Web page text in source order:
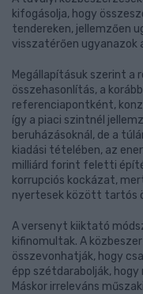
kifogásolja, hogy
tendereken, jellemzően
visszatérően ugyanazok
Megállapításuk szerint a
összehasonlítás, a
referenciapontként,
így a piaci szintnél
beruházásoknál, de a
kiadási tételében, az
milliárd forint feletti
korrupciós kockázat,
nyertesek között tartós
A versenyt kiiktató
kifinomultak. A
összevonhatják, hogy
épp szétdarabolják,
Máskor irreleváns